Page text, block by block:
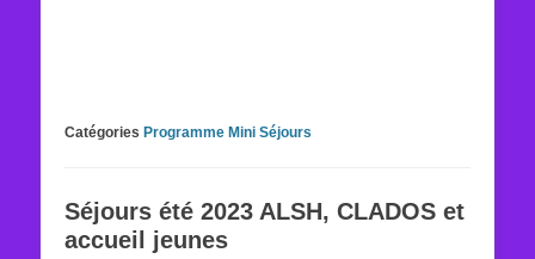
Catégories Programme Mini Séjours
Séjours été 2023 ALSH, CLADOS et
accueil jeunes